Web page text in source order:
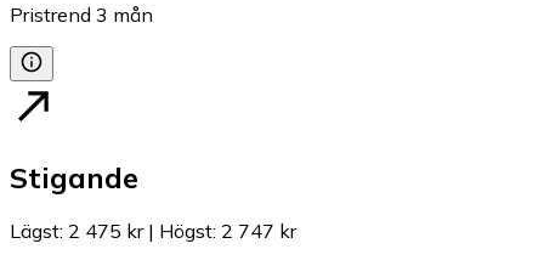
Pristrend 3 mån
Stigande
Lägst: 2 475 kr| Högst: 2 747 kr